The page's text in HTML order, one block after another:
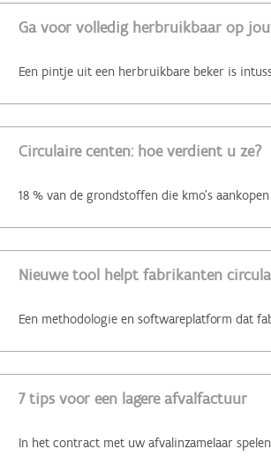
Ga voor volledig herbruikbaar op
Circulaire centen: hoe verdient u ze?
Nieuwe tool helpt fabrikanten
7 tips voor een lagere afvalfactuur